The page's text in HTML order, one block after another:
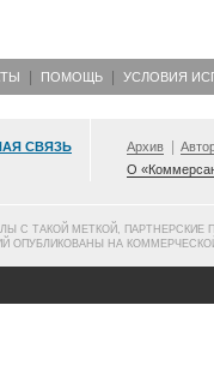
ПОМОЩЬ УСЛОВИЯ
СВЯЗЬ Архив
О
С ТАКОЙ МЕТКОЙ, ПАРТНЕРСКИЕ
ОПУБЛИКОВАНЫ НА